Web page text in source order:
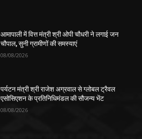
आमापाली में वित्त मंत्री श्री ओपी चौधरी ने लगाई जन
चौपाल, सुनी ग्रामीणों की समस्याएं
08/08/2026
पर्यटन मंत्री श्री राजेश अग्रवाल से ग्लोबल ट्रैवल
एसोसिएशन के प्रतिनिधिमंडल की सौजन्य भेंट
08/08/2026